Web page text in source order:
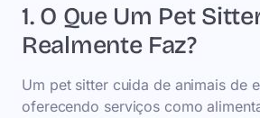
1. O Que Um Pet
Realmente Faz?
Um pet sitter cuida de animais de
oferecendo serviços como